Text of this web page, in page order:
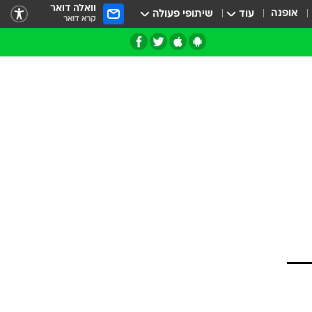
אופנה עוד שיתופי פעולה וואלה דואר
קרא דואר